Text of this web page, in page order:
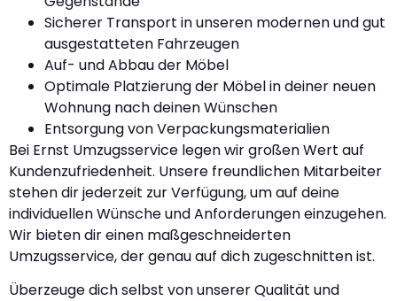
Sicherer Transport in unseren modernen und gut
ausgestatteten Fahrzeugen
Auf- und Abbau der Möbel
Optimale Platzierung der Möbel in deiner neuen
Wohnung nach deinen Wünschen
Entsorgung von Verpackungsmaterialien
Bei Ernst Umzugsservice legen wir großen Wert auf
Kundenzufriedenheit. Unsere freundlichen Mitarbeiter
stehen dir jederzeit zur Verfügung, um auf deine
individuellen Wünsche und Anforderungen einzugehen.
Wir bieten dir einen maßgeschneiderten
Umzugsservice, der genau auf dich zugeschnitten ist.
Überzeuge dich selbst von unserer Qualität und